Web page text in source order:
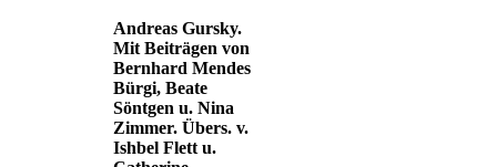
Andreas Gursky.
Mit Beiträgen von
Bernhard Mendes
Bürgi, Beate
Söntgen u. Nina
Zimmer. Übers. v.
Ishbel Flett u.